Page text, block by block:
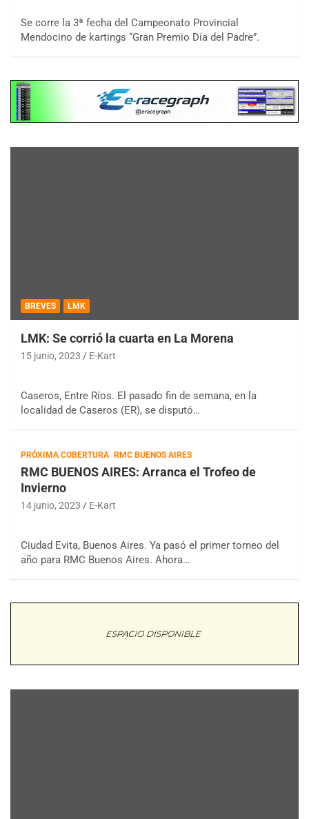
Se corre la 3ª fecha del Campeonato Provincial
Mendocino de kartings “Gran Premio Día del Padre”.
BREVES LMK
LMK: Se corrió la cuarta en La Morena
15 junio, 2023 E-Kart
Caseros, Entre Ríos. El pasado fin de semana, en la
localidad de Caseros (ER), se disputó…
PRÓXIMA COBERTURA RMC BUENOS AIRES
RMC BUENOS AIRES: Arranca el Trofeo de
Invierno
14 junio, 2023 E-Kart
Ciudad Evita, Buenos Aires. Ya pasó el primer torneo del
año para RMC Buenos Aires. Ahora…